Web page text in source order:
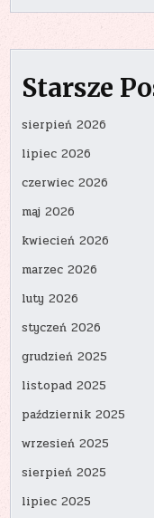
Starsze
sierpień 2026
lipiec 2026
czerwiec 2026
maj 2026
kwiecień 2026
marzec 2026
luty 2026
styczeń 2026
grudzień 2025
listopad 2025
październik 2025
wrzesień 2025
sierpień 2025
lipiec 2025